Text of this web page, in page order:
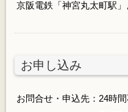
京阪電鉄「神宮丸太町駅
お申し込み
お問合せ・申込先：24時